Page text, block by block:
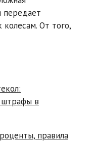
передает
От того,
правила